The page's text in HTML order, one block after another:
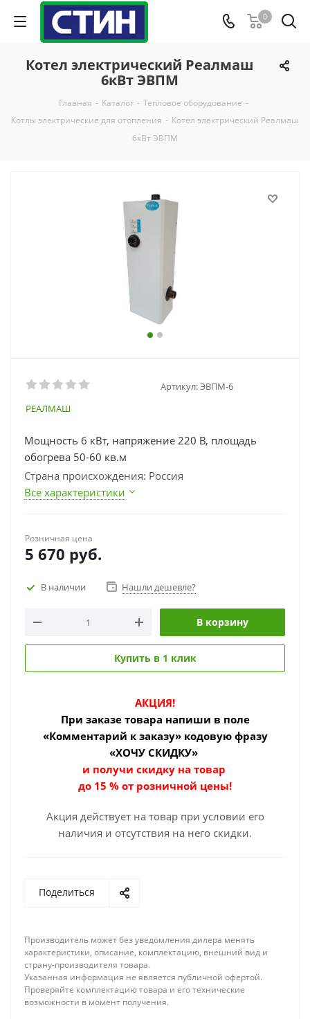
0
Котел электрический Реалмаш
6кВт ЭВПМ
Главная - Каталог - Тепловое оборудование -
Котлы электрические для отопления - Котел электрический Реалмаш
6кВт ЭВПМ
Артикул:ЭВПМ-6
РЕАЛМАШ
Мощность 6 кВт, напряжение 220 В, площадь
обогрева 50-60 кв.м
Страна происхождения: Россия
Все характеристики
Розничная цена
5 670 руб.
В наличии Нашли дешевле?
В корзину
Купить в 1 клик
АКЦИЯ!
При заказе товара напиши в поле
«Комментарий к заказу» кодовую фразу
«ХОЧУ СКИДКУ»
и получи скидку на товар
до 15 % от розничной цены!
Акция действует на товар при условии его
наличия и отсутствия на него скидки.
Поделиться
Производитель может без уведомления дилера менять
характеристики, описание, комплектацию, внешний вид и
страну-производителя товара.
Указанная информация не является публичной офертой.
Проверяйте комплектацию товара и его технические
возможности в момент получения.